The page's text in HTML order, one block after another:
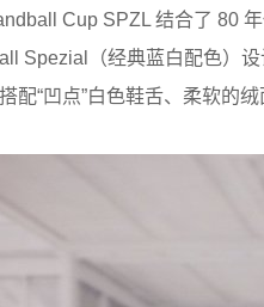
Cup SPZL 结合了 80
Spezial（经典蓝白配色）
配“凹点”白色鞋舌、柔软的